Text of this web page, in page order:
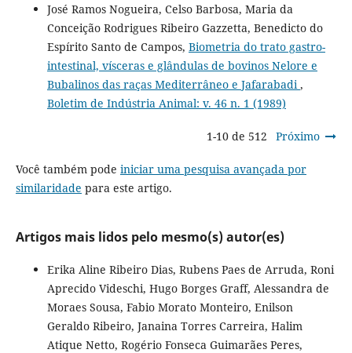
José Ramos Nogueira, Celso Barbosa, Maria da
Conceição Rodrigues Ribeiro Gazzetta, Benedicto do
Espírito Santo de Campos, Biometria do trato gastro-
intestinal, vísceras e glândulas de bovinos Nelore e
Bubalinos das raças Mediterrâneo e Jafarabadi ,
Boletim de Indústria Animal: v. 46 n. 1 (1989)
1-10 de 512 Próximo
Você também pode iniciar uma pesquisa avançada por
similaridade para este artigo.
Artigos mais lidos pelo mesmo(s) autor(es)
Erika Aline Ribeiro Dias, Rubens Paes de Arruda, Roni
Aprecido Videschi, Hugo Borges Graff, Alessandra de
Moraes Sousa, Fabio Morato Monteiro, Enilson
Geraldo Ribeiro, Janaina Torres Carreira, Halim
Atique Netto, Rogério Fonseca Guimarães Peres,